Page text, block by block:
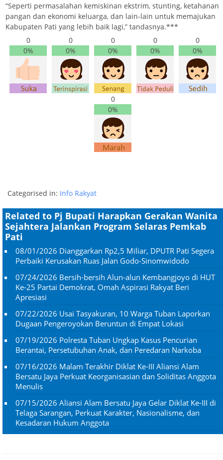
“Seperti permasalahan kemiskinan ekstrim, stunting, ketahanan
pangan dan ekonomi keluarga, dan lain-lain untuk memajukan
Kabupaten Pati yang lebih baik lagi,” tandasnya.***
0
0%
0
0%
0
0%
0
0%
0
0%
0
0%
Categorised in: Info Rakyat
Related to Pj Bupati Harapkan Gerakan Wanita
Sejahtera Jalankan Program Selaras Pemkab
Pati
08/01/2026 Dianggarkan Rp2,5 Miliar, DPUTR Pati Segera
Perbaiki Kerusakan Ruas Jalan Godo-Sinomwidodo
07/24/2026 Bersih-bersih Alun-alun Kembangjoyo di HUT
Ke-25 Partai Demokrat, Omah Aspirasi Rakyat Beri
Apresiasi
07/22/2026 Usai Tasyakuran, 10 Warga Tuban Laporkan
Dugaan Pengeroyokan Beruntun di Empat Lokasi
07/19/2026 Polresta Tuban Ungkap Kasus Pencurian
Berantai, Persetubuhan Anak, dan Peredaran Narkoba
07/16/2026 Malam Terakhir Diklat Ke-III Aliansi Alam
Bersatu Jaya Perkuat Keorganisasian dan Soliditas Anggota
Menulis
07/15/2026 Aliansi Alam Bersatu Jaya Gelar Diklat Ke-III di
Telaga Sarangan, Perkuat Karakter, Nasionalisme, dan
Kesadaran Hukum Anggota